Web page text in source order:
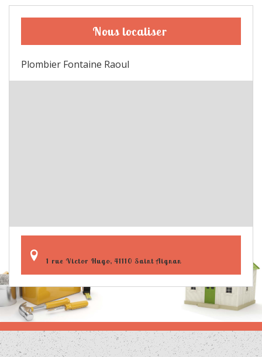
Nous localiser
Plombier Fontaine Raoul
1 rue Victor Hugo, 41110 Saint Aignan